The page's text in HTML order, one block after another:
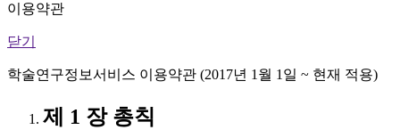
이용약관
닫기
학술연구정보서비스 이용약관 (2017년 1월 1일 ~ 현재 적용)
제 1 장 총칙